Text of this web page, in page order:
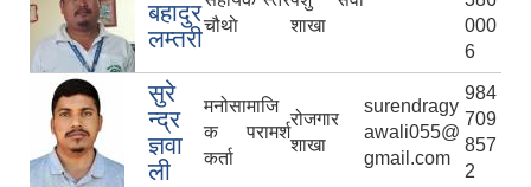
बहादुर
लम्तरीचौथाे
शाखा
000
6
सुरे
न्द्र
ज्ञवा
ली
मनोसामाजि
क परामर्श
कर्ता
रोजगार
शाखा
surendragy
awali055@
gmail.com
984
709
857
2